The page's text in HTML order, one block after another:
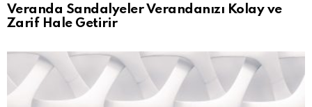
Veranda Sandalyeler Verandanızı Kolay ve
Zarif Hale Getirir